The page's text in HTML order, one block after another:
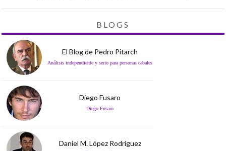
BLOGS
El Blog de Pedro Pitarch
Análisis independiente y serio para personas cabales
Diego Fusaro
Diego Fusaro
Daniel M. López Rodríguez